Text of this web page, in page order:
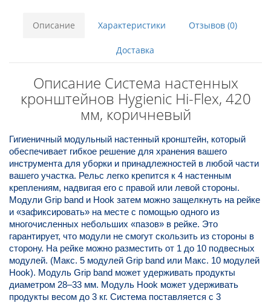
Описание Характеристики Отзывов (0)
Доставка
Описание Система настенных
кронштейнов Hygienic Hi-Flex, 420
мм, коричневый
Гигиеничный модульный настенный кронштейн, который
обеспечивает гибкое решение для хранения вашего
инструмента для уборки и принадлежностей в любой части
вашего участка. Рельс легко крепится к 4 настенным
креплениям, надвигая его с правой или левой стороны.
Модули Grip band и Hook затем можно защелкнуть на рейке
и «зафиксировать» на месте с помощью одного из
многочисленных небольших «пазов» в рейке. Это
гарантирует, что модули не смогут скользить из стороны в
сторону. На рейке можно разместить от 1 до 10 подвесных
модулей. (Макс. 5 модулей Grip band или Макс. 10 модулей
Hook). Модуль Grip band может удерживать продукты
диаметром 28–33 мм. Модуль Hook может удерживать
продукты весом до 3 кг. Система поставляется с 3